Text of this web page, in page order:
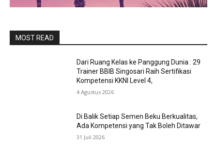
MOST READ
Dari Ruang Kelas ke Panggung Dunia : 29
Trainer BBIB Singosari Raih Sertifikasi
Kompetensi KKNI Level 4,
4 Agustus 2026
Di Balik Setiap Semen Beku Berkualitas,
Ada Kompetensi yang Tak Boleh Ditawar
31 Juli 2026